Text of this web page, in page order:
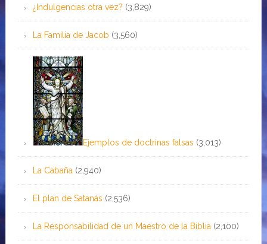
¿Indulgencias otra vez? (3,829)
La Familia de Jacob (3,560)
Ejemplos de doctrinas falsas (3,013)
La Cabaña (2,940)
El plan de Satanás (2,536)
La Responsabilidad de un Maestro de la Biblia (2,100)